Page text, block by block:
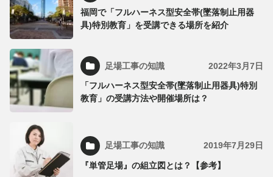
福岡で「フルハーネス型安全帯(墜落制止用器
具)特別教育」を受講できる場所を紹介
足場工事の知識 2022年3月7日
「フルハーネス型安全帯(墜落制止用器具)特別
教育」の受講方法や開催場所は？
足場工事の知識 2019年7月29日
『単管足場』の組立図とは？【参考】